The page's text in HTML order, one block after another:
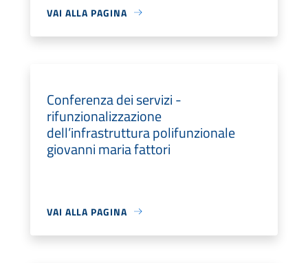
VAI ALLA PAGINA
Conferenza dei servizi -
rifunzionalizzazione
dell’infrastruttura polifunzionale
giovanni maria fattori
VAI ALLA PAGINA